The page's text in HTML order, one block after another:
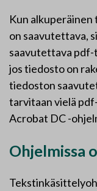
Kun
on saavutettava,
saavutettava
jos tiedosto on
tiedoston
tarvitaan vielä
Acrobat DC -
Ohjelmissa